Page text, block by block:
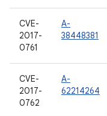
CVE-
2017-
0761
A-
38448381
CVE-
2017-
0762
A-
62214264